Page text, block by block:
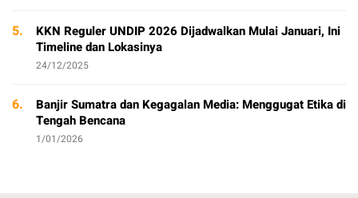
5.
KKN Reguler UNDIP 2026 Dijadwalkan Mulai Januari, Ini
Timeline dan Lokasinya
24/12/2025
6.
Banjir Sumatra dan Kegagalan Media: Menggugat Etika di
Tengah Bencana
1/01/2026